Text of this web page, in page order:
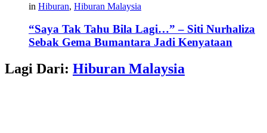
in Hiburan, Hiburan Malaysia
“Saya Tak Tahu Bila Lagi…” – Siti Nurhaliza
Sebak Gema Bumantara Jadi Kenyataan
Lagi Dari: Hiburan Malaysia